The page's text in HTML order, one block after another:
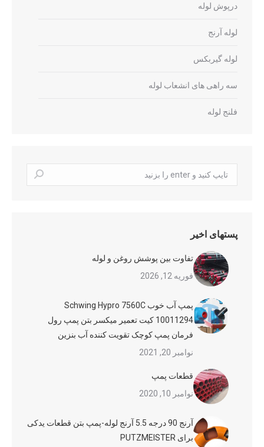
درپوش لوله
لوله آرنج
لوله گیربکس
سه راهی های انشعاب لوله
فلنج لوله
جستجو
کردن:
پستهای اخیر
تفاوت بین پوشش روغن و لوله
فوریه 12, 2026
پمپ آب خوب Schwing Hypro 7560C
10011294 کیت تعمیر میکسر بتن پمپ رول
فرمان پمپ کوچک تقویت کننده آب بنزین
نوامبر 20, 2021
قطعات پمپ
نوامبر 10, 2020
آرنج 90 درجه 5.5 آرنج لوله-پمپ بتن قطعات یدکی
برای PUTZMEISTER